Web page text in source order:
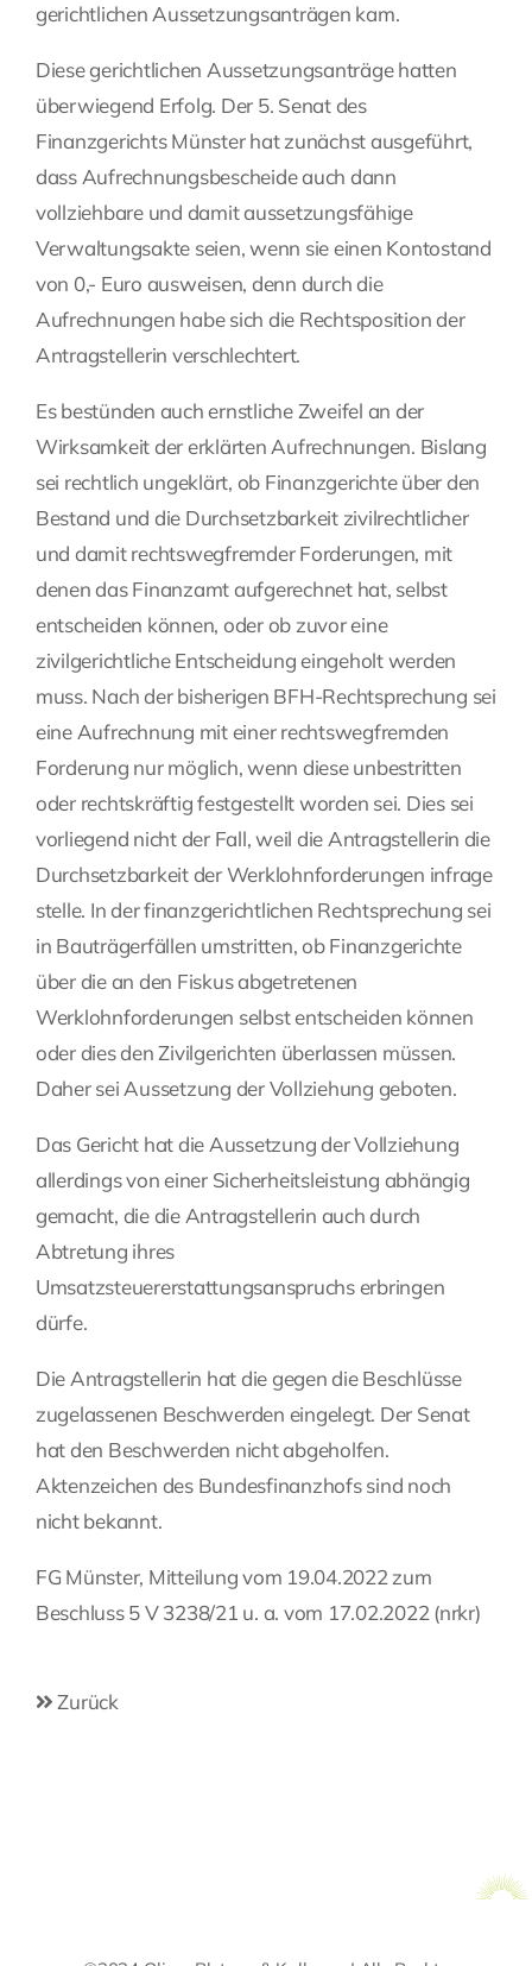
gerichtlichen Aussetzungsanträgen kam.
Diese gerichtlichen Aussetzungsanträge hatten
überwiegend Erfolg. Der 5. Senat des
Finanzgerichts Münster hat zunächst ausgeführt,
dass Aufrechnungsbescheide auch dann
vollziehbare und damit aussetzungsfähige
Verwaltungsakte seien, wenn sie einen Kontostand
von 0,- Euro ausweisen, denn durch die
Aufrechnungen habe sich die Rechtsposition der
Antragstellerin verschlechtert.
Es bestünden auch ernstliche Zweifel an der
Wirksamkeit der erklärten Aufrechnungen. Bislang
sei rechtlich ungeklärt, ob Finanzgerichte über den
Bestand und die Durchsetzbarkeit zivilrechtlicher
und damit rechtswegfremder Forderungen, mit
denen das Finanzamt aufgerechnet hat, selbst
entscheiden können, oder ob zuvor eine
zivilgerichtliche Entscheidung eingeholt werden
muss. Nach der bisherigen BFH-Rechtsprechung sei
eine Aufrechnung mit einer rechtswegfremden
Forderung nur möglich, wenn diese unbestritten
oder rechtskräftig festgestellt worden sei. Dies sei
vorliegend nicht der Fall, weil die Antragstellerin die
Durchsetzbarkeit der Werklohnforderungen infrage
stelle. In der finanzgerichtlichen Rechtsprechung sei
in Bauträgerfällen umstritten, ob Finanzgerichte
über die an den Fiskus abgetretenen
Werklohnforderungen selbst entscheiden können
oder dies den Zivilgerichten überlassen müssen.
Daher sei Aussetzung der Vollziehung geboten.
Das Gericht hat die Aussetzung der Vollziehung
allerdings von einer Sicherheitsleistung abhängig
gemacht, die die Antragstellerin auch durch
Abtretung ihres
Umsatzsteuererstattungsanspruchs erbringen
dürfe.
Die Antragstellerin hat die gegen die Beschlüsse
zugelassenen Beschwerden eingelegt. Der Senat
hat den Beschwerden nicht abgeholfen.
Aktenzeichen des Bundesfinanzhofs sind noch
nicht bekannt.
FG Münster, Mitteilung vom 19.04.2022 zum
Beschluss 5 V 3238/21 u. a. vom 17.02.2022 (nrkr)
Zurück